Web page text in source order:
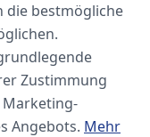
und
der
die bestmögliche
Zustimmung
Marketing-
Angebots. Mehr